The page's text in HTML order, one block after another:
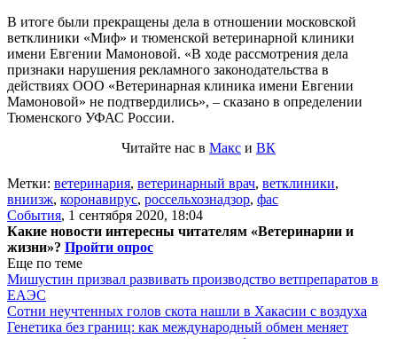
В итоге были прекращены дела в отношении московской
ветклиники «Миф» и тюменской ветеринарной клиники
имени Евгении Мамоновой. «В ходе рассмотрения дела
признаки нарушения рекламного законодательства в
действиях ООО «Ветеринарная клиника имени Евгении
Мамоновой» не подтвердились», – сказано в определении
Тюменского УФАС России.
Читайте нас в Макс и ВК
Метки: ветеринария, ветеринарный врач, ветклиники,
вниизж, коронавирус, россельхознадзор, фас
События, 1 сентября 2020, 18:04
Какие новости интересны читателям «Ветеринарии и
жизни»? Пройти опрос
Еще по теме
Мишустин призвал развивать производство ветпрепаратов в
ЕАЭС
Сотни неучтенных голов скота нашли в Хакасии с воздуха
Генетика без границ: как международный обмен меняет